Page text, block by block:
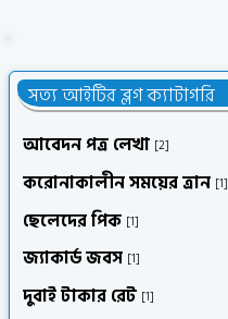
সত্য আইটির ব্লগ ক্যাটাগরি
আবেদন পত্র লেখা [2]
করোনাকালীন সময়ের ত্রান [1]
ছেলেদের পিক [1]
জ্যাকার্ড জবস [1]
দুবাই টাকার রেট [1]